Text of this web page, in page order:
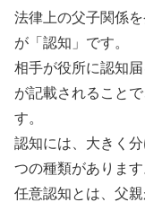
法律上の父子関係
が「認知」です。
相手が役所に認知
が記載されること
す。
認知には、大きく
つの種類があります
任意認知とは、父